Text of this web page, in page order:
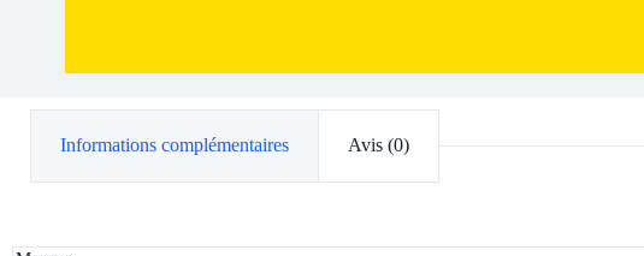
Informations complémentaires Avis (0)